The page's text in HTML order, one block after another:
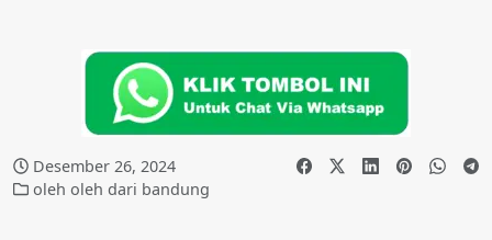
Desember 26, 2024
oleh oleh dari bandung